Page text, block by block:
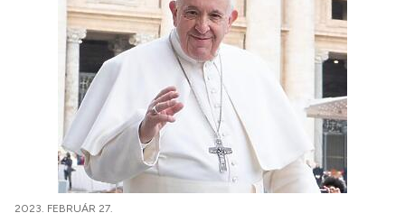
2023. FEBRUÁR 27.